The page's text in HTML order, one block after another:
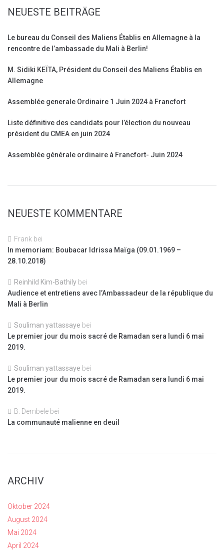
NEUESTE BEITRÄGE
Le bureau du Conseil des Maliens Établis en Allemagne à la
rencontre de l’ambassade du Mali à Berlin!
M. Sidiki KEÏTA, Président du Conseil des Maliens Établis en
Allemagne
Assemblée generale Ordinaire 1 Juin 2024 à Francfort
Liste définitive des candidats pour l’élection du nouveau
président du CMEA en juin 2024
Assemblée générale ordinaire à Francfort- Juin 2024
NEUESTE KOMMENTARE
Frank bei
In memoriam: Boubacar Idrissa Maïga (09.01.1969 –
28.10.2018)
Reinhild Kim-Bathily bei
Audience et entretiens avec l’Ambassadeur de la république du
Mali à Berlin
Souliman yattassaye bei
Le premier jour du mois sacré de Ramadan sera lundi 6 mai
2019.
Souliman yattassaye bei
Le premier jour du mois sacré de Ramadan sera lundi 6 mai
2019.
B. Dembele bei
La communauté malienne en deuil
ARCHIV
Oktober 2024
August 2024
Mai 2024
April 2024